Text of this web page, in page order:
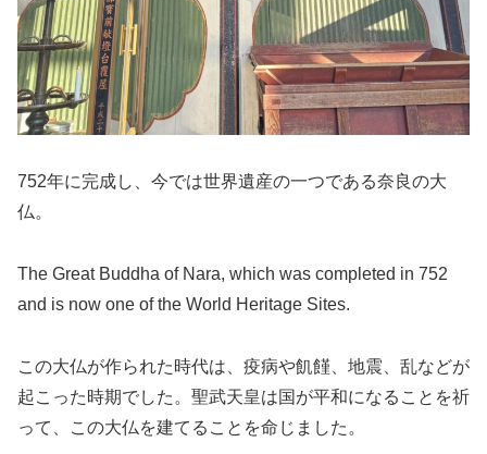
752年に完成し、今では世界遺産の一つである奈良の大
仏。
The Great Buddha of Nara, which was completed in 752
and is now one of the World Heritage Sites.
この大仏が作られた時代は、疫病や飢饉、地震、乱などが
起こった時期でした。聖武天皇は国が平和になることを祈
って、この大仏を建てることを命じました。